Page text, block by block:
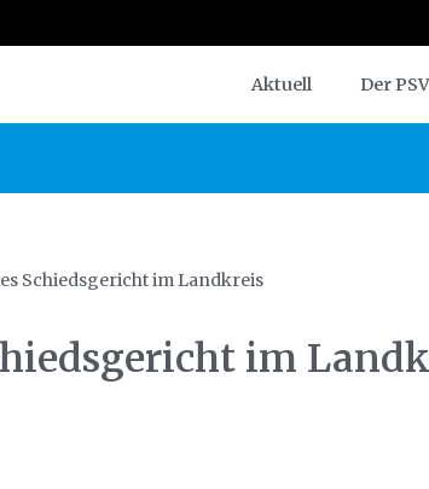
Aktuell Der PSV
Schiedsgericht im Landkreis
im